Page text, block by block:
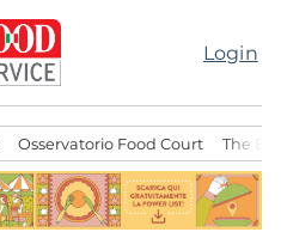
Login
Osservatorio Food Court The